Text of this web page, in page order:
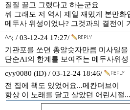
질질 끌고 그랬다고 하는군요
뭐 그래도 저 역시 제일 재밌게 본만화
메두사 위성이었나? 그것과의 결전이
^^; / 03-12-24 17:27/
기관포를 쏘면 총알숫자만큼 미사일
단순AI의 한계를 보여주는 메두사위성
cyy0080 (ID) / 03-12-24 18:46/
전 집에 책도 있었어요...메칸더브이
항상 이 노래를 달고 살았던 어린시절